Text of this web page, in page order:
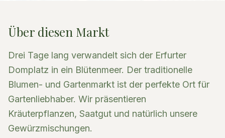
Über diesen Markt
Drei Tage lang verwandelt sich der Erfurter
Domplatz in ein Blütenmeer. Der traditionelle
Blumen- und Gartenmarkt ist der perfekte Ort für
Gartenliebhaber. Wir präsentieren
Kräuterpflanzen, Saatgut und natürlich unsere
Gewürzmischungen.